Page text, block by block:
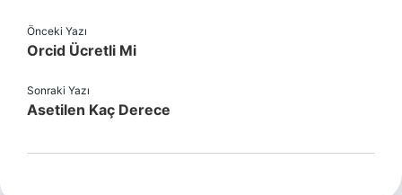
Önceki Yazı
Orcid Ücretli Mi
Sonraki Yazı
Asetilen Kaç Derece